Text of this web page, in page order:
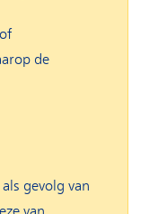
de
gevolg van